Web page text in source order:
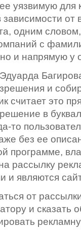
уязвимую для
от
одним
с
и напрямую у
и
считает это
в
то
без ее
программе,
рассылку
и являются
от
и сказать